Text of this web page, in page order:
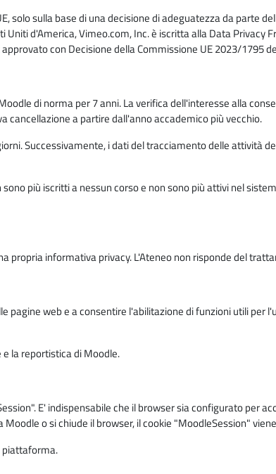
sulla base di una decisione di adeguatezza da parte
d'America, Vimeo.com, Inc. è iscritta alla Data Privacy
con Decisione della Commissione UE 2023/1795
di norma per 7 anni. La verifica dell'interesse alla
a partire dall'anno accademico più vecchio.
Successivamente, i dati del tracciamento delle attività
più iscritti a nessun corso e non sono più attivi nel
informativa privacy. L'Ateneo non risponde del
web e a consentire l'abilitazione di funzioni utili per
la reportistica di Moodle.
E' indispensabile che il browser sia configurato per
o si chiude il browser, il cookie "MoodleSession"
piattaforma.